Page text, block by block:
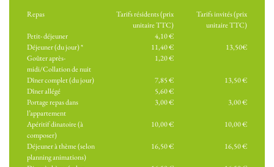
Repas
Tarifs résidents (prix
unitaire TTC)
Tarifs invités (prix
unitaire TTC)
Petit- déjeuner
4,10 €
Déjeuner (du jour) *
11,40 €
13,50€
Goûter après-
midi/Collation de nuit
1,20 €
Dîner complet (du jour) 7,85 €
13,50 €
Dîner allégé
5,60 €
Portage repas dans
l’appartement
3,00 € 3,00 €
Apéritif dinatoire (à
composer)
10,00 € 10,00 €
Déjeuner à thème (selon
planning animations)
16,50 € 16,50 €